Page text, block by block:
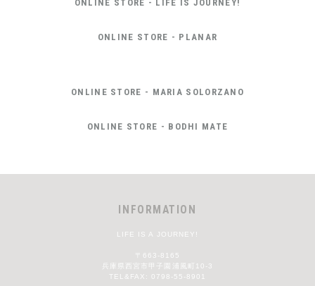
ONLINE STORE - LIFE IS JOURNEY!
ONLINE STORE - PLANAR
ONLINE STORE - MARIA SOLORZANO
ONLINE STORE - BODHI MATE
INFORMATION
LIFE IS A JOURNEY!
〒663-8165
兵庫県西宮市甲子園浦風町10-3
TEL&FAX: 0798-55-8901